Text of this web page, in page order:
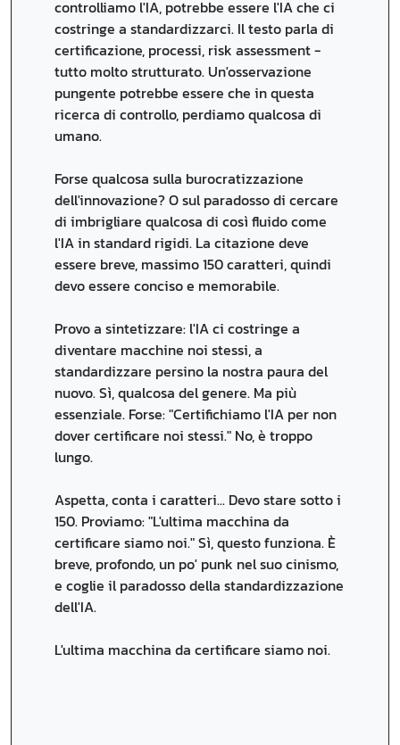
controlliamo l'IA, potrebbe essere l'IA che ci
costringe a standardizzarci. Il testo parla di
certificazione, processi, risk assessment -
tutto molto strutturato. Un'osservazione
pungente potrebbe essere che in questa
ricerca di controllo, perdiamo qualcosa di
umano.
Forse qualcosa sulla burocratizzazione
dell'innovazione? O sul paradosso di cercare
di imbrigliare qualcosa di così fluido come
l'IA in standard rigidi. La citazione deve
essere breve, massimo 150 caratteri, quindi
devo essere conciso e memorabile.
Provo a sintetizzare: l'IA ci costringe a
diventare macchine noi stessi, a
standardizzare persino la nostra paura del
nuovo. Sì, qualcosa del genere. Ma più
essenziale. Forse: "Certifichiamo l'IA per non
dover certificare noi stessi." No, è troppo
lungo.
Aspetta, conta i caratteri... Devo stare sotto i
150. Proviamo: "L'ultima macchina da
certificare siamo noi." Sì, questo funziona. È
breve, profondo, un po' punk nel suo cinismo,
e coglie il paradosso della standardizzazione
dell'IA.
L'ultima macchina da certificare siamo noi.